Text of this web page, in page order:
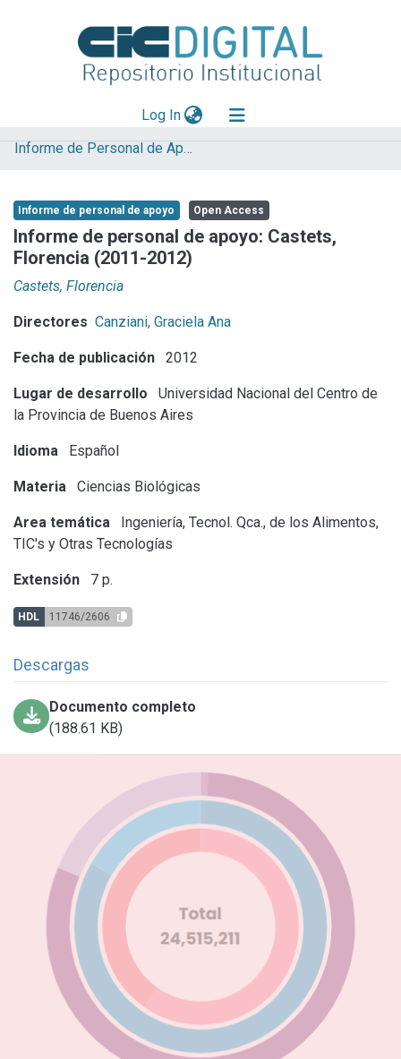
Log In(current)
Explorar
Aportar material
Statistics
Informe de Personal de Apoyo
Informe de personal de apoyo Open Access
Informe de personal de apoyo: Castets,
Florencia (2011-2012)
Castets, Florencia
Directores Canziani, Graciela Ana
Fecha de publicación 2012
Lugar de desarrollo
Universidad Nacional del Centro de
la Provincia de Buenos Aires
Idioma Español
Materia Ciencias Biológicas
Area temática
Ingeniería, Tecnol. Qca., de los Alimentos,
TIC's y Otras Tecnologías
Extensión 7 p.
HDL 11746/2606
Descargas
Documento completo
(188.61 KB)